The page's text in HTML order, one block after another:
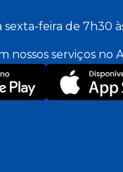
sexta-feira de 7h30
nossos serviços no